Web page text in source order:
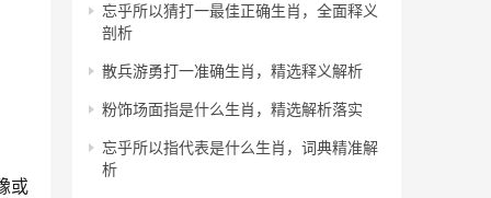
或
忘乎所以猜打一最佳正确生肖，全面释义
剖析
散兵游勇打一准确生肖，精选释义解析
粉饰场面指是什么生肖，精选解析落实
忘乎所以指代表是什么生肖，词典精准解
析